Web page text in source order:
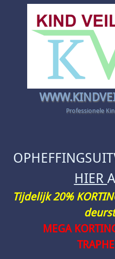
Professionele
HIER
Tijdelijk 20%
MEGA